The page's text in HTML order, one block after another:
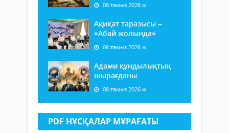
08 тамыз 2026 ж.
Ақиқат таразысы –
«Абай жолында»
08 тамыз 2026 ж.
Адами құндылықтың
шырағданы
08 тамыз 2026 ж.
PDF НҰСҚАЛАР МҰРАҒАТЫ